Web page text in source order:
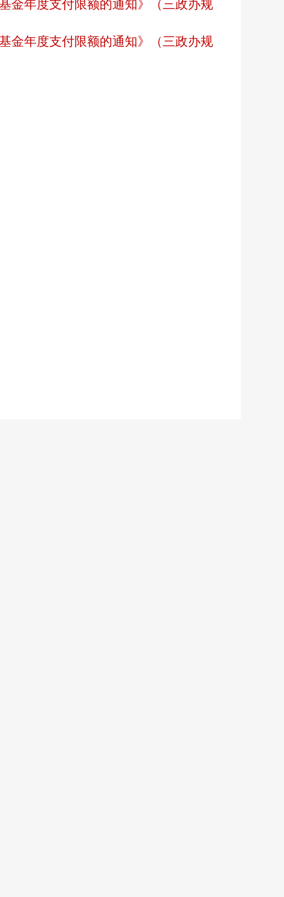
金年度支付限额的通知》（三政办规